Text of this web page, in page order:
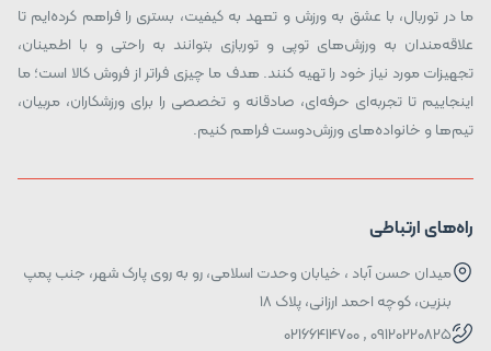
ما در توربال، با عشق به ورزش و تعهد به کیفیت، بستری را فراهم کرده‌ایم تا
علاقه‌مندان به ورزش‌های توپی و توربازی بتوانند به راحتی و با اطمینان،
تجهیزات مورد نیاز خود را تهیه کنند. هدف ما چیزی فراتر از فروش کالا است؛ ما
اینجاییم تا تجربه‌ای حرفه‌ای، صادقانه و تخصصی را برای ورزشکاران، مربیان،
تیم‌ها و خانواده‌های ورزش‌دوست فراهم کنیم.
راه‌های ارتباطی
میدان حسن آباد ، خیابان وحدت اسلامی، رو به روی پارک شهر، جنب پمپ
بنزین، کوچه احمد ارزانی، پلاک ۱۸
09120220825 , 02166414700